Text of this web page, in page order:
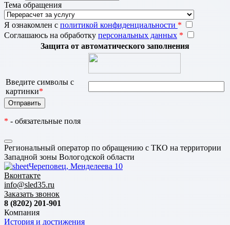
Тема обращения
Я ознакомлен с политикой конфиденциальности *
Соглашаюсь на обработку персональных данных *
Защита от автоматического заполнения
Введите символы с
картинки*
* - обязательные поля
Региональный оператор по обращению с ТКО на территории
Западной зоны Вологодской области
Череповец, Менделеева 10
Вконтакте
info@sled35.ru
Заказать звонок
8 (8202) 201-901
Компания
История и достижения